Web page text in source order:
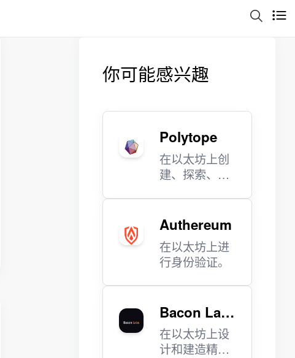
你可能感兴趣
Polytope
在以太坊上创
建、探索、交
型。
Authereum
在以太坊上进
行身份验证。
Bacon Lab
s
在以太坊上设
计和建造精美